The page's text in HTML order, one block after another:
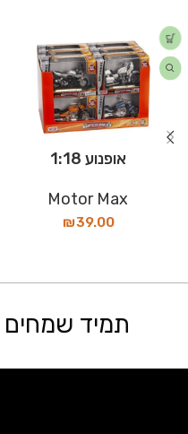
אופנוע 1:18
Motor Max
₪39.00
תמיד שמחים